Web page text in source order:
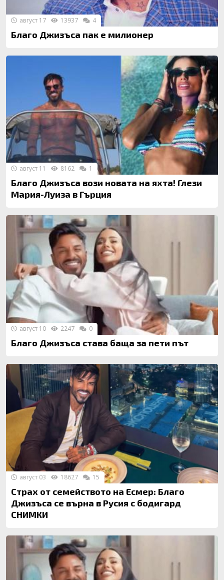
Благо Джизъса пак е милионер
август 17 13937 4
Благо Джизъса вози новата на яхта! Глези
Мария-Луиза в Гърция
август 11 8162 1
Благо Джизъса става баща за пети път
август 10 2247 0
Страх от семейството на Есмер: Благо
Джизъса се върна в Русия с бодигард
СНИМКИ
август 03 18627 15